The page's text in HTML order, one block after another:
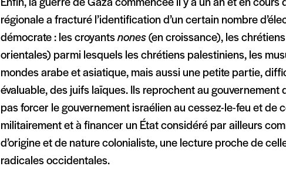
Enfin, la guerre de Gaza commencée il y a un an et en cours
régionale a fracturé l’identification d’un certain nombre
démocrate : les croyantsnones (en croissance), les
orientales) parmi lesquels les chrétiens palestiniens, les
mondes arabe et asiatique, mais aussi une petite partie,
évaluable, des juifs laïques. Ils reprochent au gouvernement
pas forcer le gouvernement israélien au cessez-le-feu et de
militairement et à financer un État considéré par ailleurs
d’origine et de nature colonialiste, une lecture proche de
radicales occidentales.